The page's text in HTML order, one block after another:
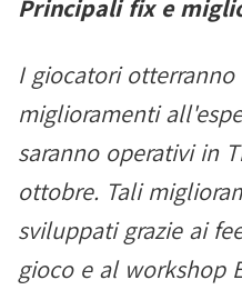
Principali fix e
I giocatori otterranno
miglioramenti
saranno operativi in
ottobre. Tali
sviluppati grazie ai
gioco e al workshop